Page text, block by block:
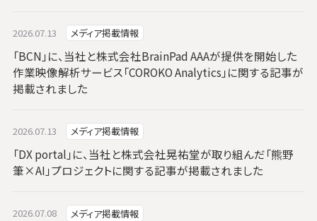
2026.07.13 メディア掲載情報
「BCN」に、当社と株式会社BrainPad AAAが提供を開始した
作業映像解析サービス「COROKO Analytics」に関する記事が
掲載されました
2026.07.13 メディア掲載情報
「DX portal」に、当社と株式会社晃祐堂が取り組んだ「熊野
筆×AI」プロジェクトに関する記事が掲載されました
2026.07.08 メディア掲載情報